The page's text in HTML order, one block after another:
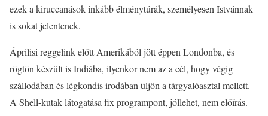
ezek a kiruccanások inkább élménytúrák, személyesen Istvánnak
is sokat jelentenek.
Áprilisi reggelink előtt Amerikából jött éppen Londonba, és
rögtön készült is Indiába, ilyenkor nem az a cél, hogy végig
szállodában és légkondis irodában üljön a tárgyalóasztal mellett.
A Shell-kutak látogatása fix programpont, jóllehet, nem előírás.